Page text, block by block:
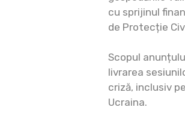
cu sprijinul
de Protecție
Scopul
livrarea
criză, inclusiv
Ucraina.